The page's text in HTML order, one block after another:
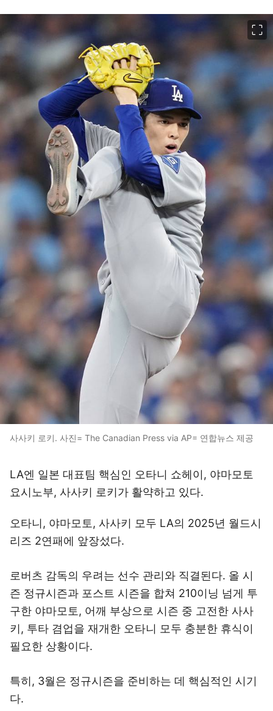
사사키 로키. 사진= The Canadian Press via AP= 연합뉴스 제공
LA엔 일본 대표팀 핵심인 오타니 쇼헤이, 야마모토
요시노부, 사사키 로키가 활약하고 있다.
오타니, 야마모토, 사사키 모두 LA의 2025년 월드시
리즈 2연패에 앞장섰다.
로버츠 감독의 우려는 선수 관리와 직결된다. 올 시
즌 정규시즌과 포스트 시즌을 합쳐 210이닝 넘게 투
구한 야마모토, 어깨 부상으로 시즌 중 고전한 사사
키, 투타 겸업을 재개한 오타니 모두 충분한 휴식이
필요한 상황이다.
특히, 3월은 정규시즌을 준비하는 데 핵심적인 시기
다.